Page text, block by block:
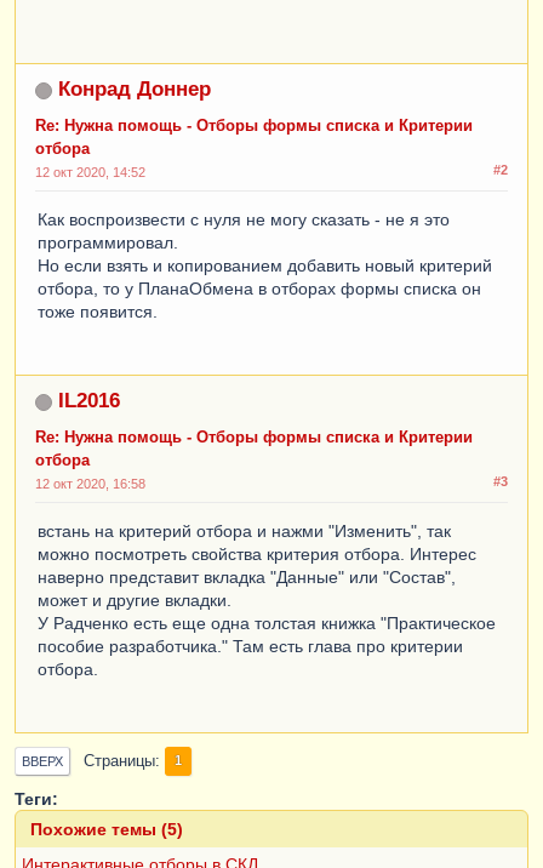
Конрад Доннер
Re: Нужна помощь - Отборы формы списка и Критерии
отбора
#2
12 окт 2020, 14:52
Как воспроизвести с нуля не могу сказать - не я это
программировал.
Но если взять и копированием добавить новый критерий
отбора, то у ПланаОбмена в отборах формы списка он
тоже появится.
IL2016
Re: Нужна помощь - Отборы формы списка и Критерии
отбора
#3
12 окт 2020, 16:58
встань на критерий отбора и нажми "Изменить", так
можно посмотреть свойства критерия отбора. Интерес
наверно представит вкладка "Данные" или "Состав",
может и другие вкладки.
У Радченко есть еще одна толстая книжка "Практическое
пособие разработчика." Там есть глава про критерии
отбора.
ВВЕРХ Страницы 1
Теги:
Похожие темы (5)